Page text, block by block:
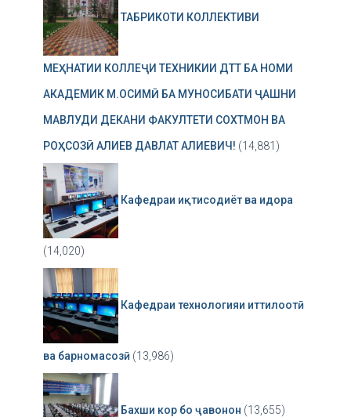
ТАБРИКОТИ КОЛЛЕКТИВИ
МЕҲНАТИИ КОЛЛЕҶИ ТЕХНИКИИ ДТТ БА НОМИ
АКАДЕМИК М.ОСИМӢ БА МУНОСИБАТИ ҶАШНИ
МАВЛУДИ ДЕКАНИ ФАКУЛТЕТИ СОХТМОН ВА
РОҲСОЗӢ АЛИЕВ ДАВЛАТ АЛИЕВИЧ! (14,881)
Кафедраи иқтисодиёт ва идора
(14,020)
Кафедраи технологияи иттилоотӣ
ва барномасозӣ (13,986)
Бахши кор бо ҷавонон (13,655)